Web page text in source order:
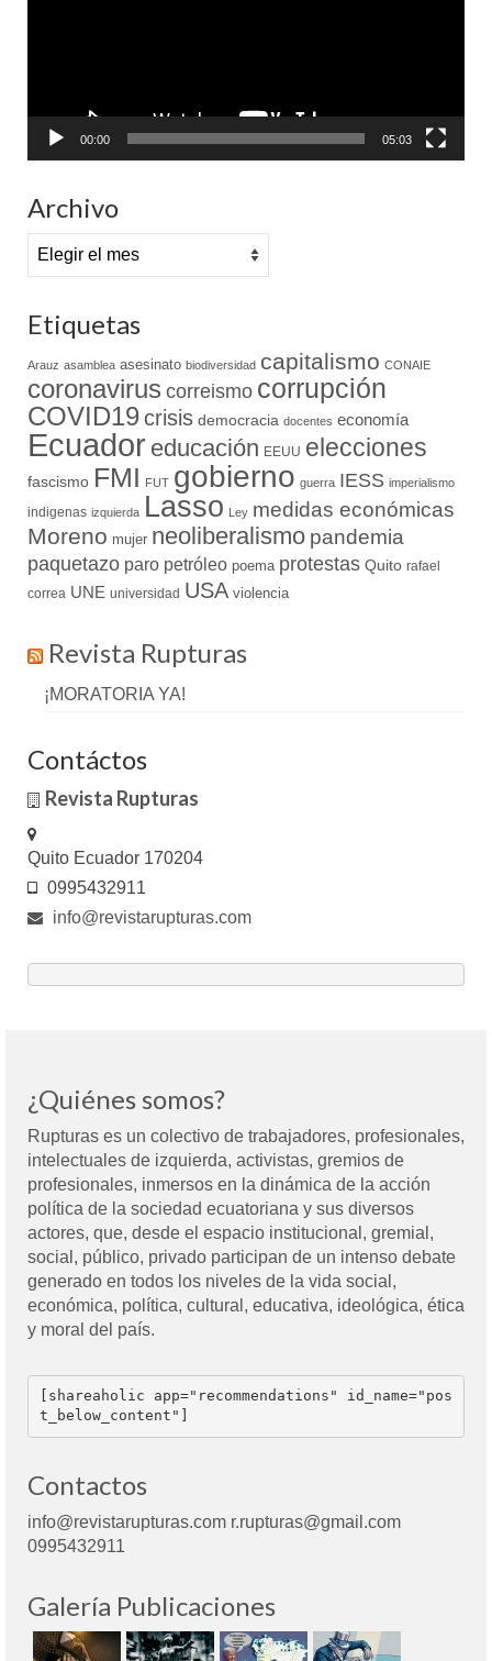
00:00 05:03
Archivo
Archivo
Etiquetas
Arauz asamblea asesinato biodiversidad capitalismo CONAIE
coronavirus correismo corrupción
COVID19crisis democracia docentes economía
Ecuador educación EEUU elecciones
fascismo FMI FUT gobierno guerra IESS imperialismo
indigenas izquierda Lasso Ley medidas económicas
Moreno mujer neoliberalismo pandemia
paquetazo paro petróleo poema protestas Quito rafael
correa UNE universidad USA violencia
Revista Rupturas
¡MORATORIA YA!
Contáctos
Revista Rupturas
Quito Ecuador 170204
0995432911
info@revistarupturas.com
¿Quiénes somos?
Rupturas es un colectivo de trabajadores, profesionales,
intelectuales de izquierda, activistas, gremios de
profesionales, inmersos en la dinámica de la acción
política de la sociedad ecuatoriana y sus diversos
actores, que, desde el espacio institucional, gremial,
social, público, privado participan de un intenso debate
generado en todos los niveles de la vida social,
económica, política, cultural, educativa, ideológica, ética
y moral del país.
[shareaholic app="recommendations" id_name="pos
t_below_content"]
Contactos
info@revistarupturas.com r.rupturas@gmail.com
0995432911
Galería Publicaciones